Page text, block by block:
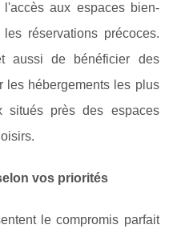
aux espaces bien-
réservations précoces.
aussi de bénéficier des
les hébergements les plus
situés près des espaces
vos priorités
le compromis parfait